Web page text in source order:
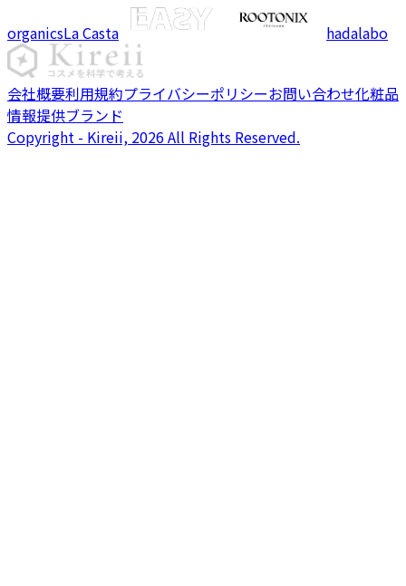
organicsLa Casta hadalabo
会社概要利用規約プライバシーポリシーお問い合わせ化粧品
情報提供ブランド
Copyright - Kireii, 2026 All Rights Reserved.